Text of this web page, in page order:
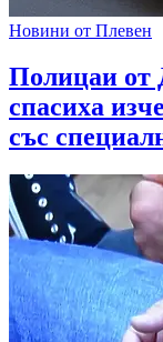
Новини от Плевен
Полицаи от
спасиха
със